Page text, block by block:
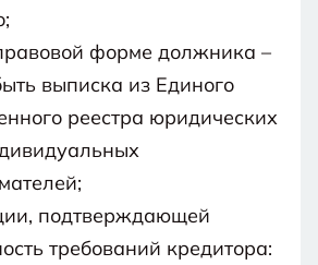
форме должника –
выписка из Единого
реестра юридических
подтверждающей
требований кредитора: